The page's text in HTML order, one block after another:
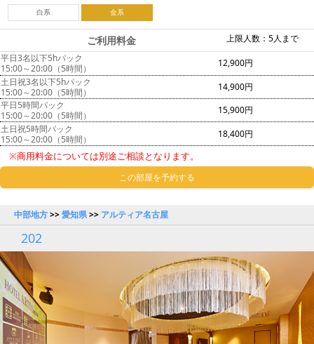
白系 金系
上限人数：5人まで
ご利用料金
平日3名以下5hパック
15:00～20:00（5時間）
12,900円
土日祝3名以下5hパック
15:00～20:00（5時間）
14,900円
平日5時間パック
15:00～20:00（5時間）
15,900円
土日祝5時間パック
15:00～20:00（5時間）
18,400円
※商用料金については別途ご相談となります。
この部屋を予約する
中部地方>>愛知県>> アルティア名古屋
202